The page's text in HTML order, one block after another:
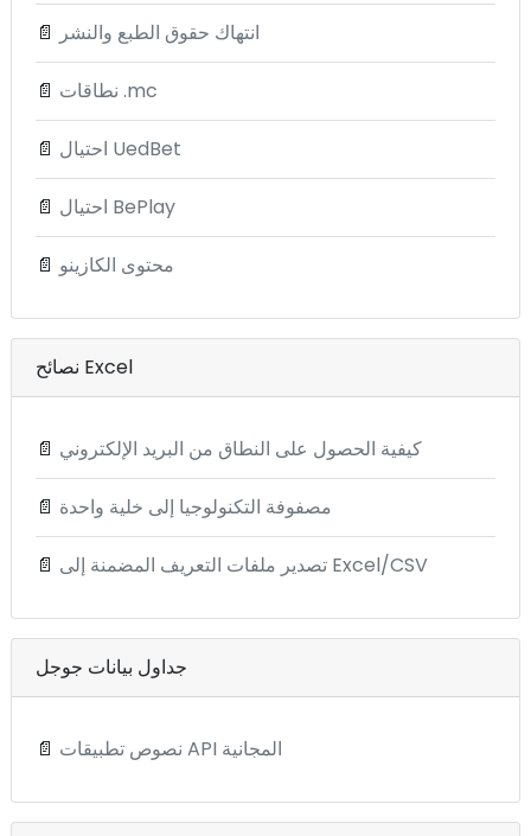
📄 انتهاك حقوق الطبع والنشر
📄 نطاقات .mc
📄 احتيال UedBet
📄 احتيال BePlay
📄 محتوى الكازينو
نصائح Excel
📄 كيفية الحصول على النطاق من البريد الإلكتروني
📄 مصفوفة التكنولوجيا إلى خلية واحدة
📄 تصدير ملفات التعريف المضمنة إلى Excel/CSV
جداول بيانات جوجل
📄 نصوص تطبيقات API المجانية